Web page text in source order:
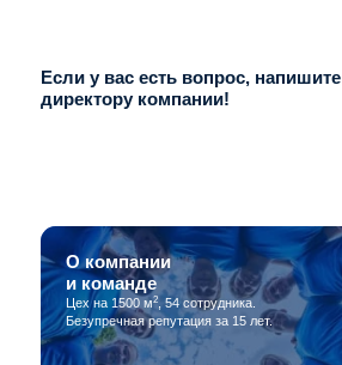
Если у вас есть вопрос, напишите
директору компании!
О компании
и команде
Цех на 1500 м2, 54 сотрудника.
Безупречная репутация за 15 лет.